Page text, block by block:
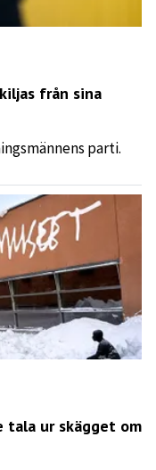
från sina
parti.
tala ur skägget om